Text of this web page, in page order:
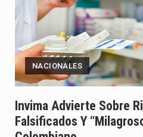
NACIONALES
Invima Advierte Sobre
Falsificados Y